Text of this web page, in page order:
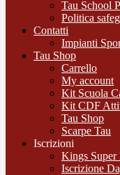
Tau School
Politica
Contatti
Impianti
Tau Shop
Carrello
My account
Kit Scuola
Kit CDF
Tau Shop
Scarpe Tau
Iscrizioni
Kings Super
Iscrizione